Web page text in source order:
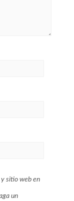
sitio web en
un